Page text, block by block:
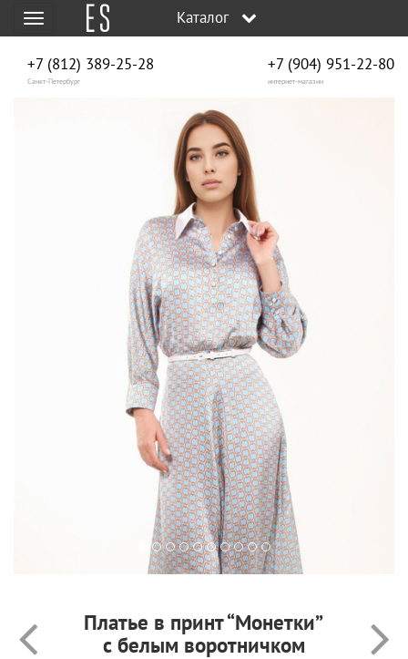
Меню Каталог
+7 (812) 389-25-28
Санкт-Петербург
+7 (904) 951‑22‑80
интернет-магазин
Платье в принт “Монетки”
с белым воротничком